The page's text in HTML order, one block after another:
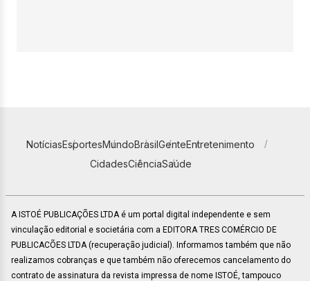
NotíciasEsportesMundoBrasilGenteEntretenimento
CidadesCiênciaSaúde
A ISTOÉ PUBLICAÇÕES LTDA é um portal digital independente e sem
vinculação editorial e societária com a EDITORA TRES COMÉRCIO DE
PUBLICACÕES LTDA (recuperação judicial). Informamos também que não
realizamos cobranças e que também não oferecemos cancelamento do
contrato de assinatura da revista impressa de nome ISTOÉ, tampouco